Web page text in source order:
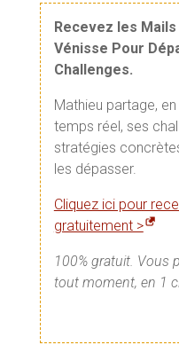
Recevez les
Vénisse Pour
Challenges.
Mathieu partage,
temps réel, ses
stratégies
les dépasser.
Cliquez ici pour
gratuitement >
100% gratuit. Vous
tout moment, en 1